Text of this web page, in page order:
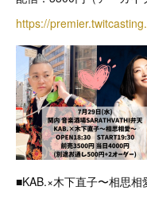
https://
■KAB.×木下直子〜相思相